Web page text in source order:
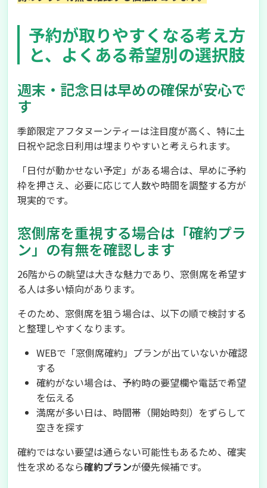
予約が取りやすくなる考え方
と、よくある希望別の選択肢
週末・記念日は早めの確保が安心で
す
季節限定アフタヌーンティーは注目度が高く、特に土
日祝や記念日利用は埋まりやすいと考えられます。
「日付が動かせない予定」がある場合は、早めに予約
枠を押さえ、必要に応じて人数や時間を調整する方が
現実的です。
窓側席を重視する場合は「確約プラ
ン」の有無を確認します
26階からの眺望は大きな魅力であり、窓側席を希望す
る人は多い傾向があります。
そのため、窓側席を狙う場合は、以下の順で検討する
と整理しやすくなります。
WEBで「窓側席確約」プランが出ていないか確認
する
確約がない場合は、予約時の要望欄や電話で希望
を伝える
満席が多い日は、時間帯（開始時刻）をずらして
空きを探す
確約ではない要望は通らない可能性もあるため、確実
性を求めるなら確約プランが優先候補です。